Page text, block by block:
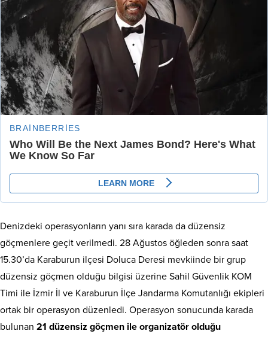
Denizdeki operasyonların yanı sıra karada da düzensiz
göçmenlere geçit verilmedi. 28 Ağustos öğleden sonra saat
15.30’da Karaburun ilçesi Doluca Deresi mevkiinde bir grup
düzensiz göçmen olduğu bilgisi üzerine Sahil Güvenlik KOM
Timi ile İzmir İl ve Karaburun İlçe Jandarma Komutanlığı ekipleri
ortak bir operasyon düzenledi. Operasyon sonucunda karada
bulunan 21 düzensiz göçmen ile organizatör olduğu